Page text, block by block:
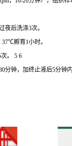
后洗涤3次。
孵育1小时。
。 5 6
分钟，加终止液后5分钟